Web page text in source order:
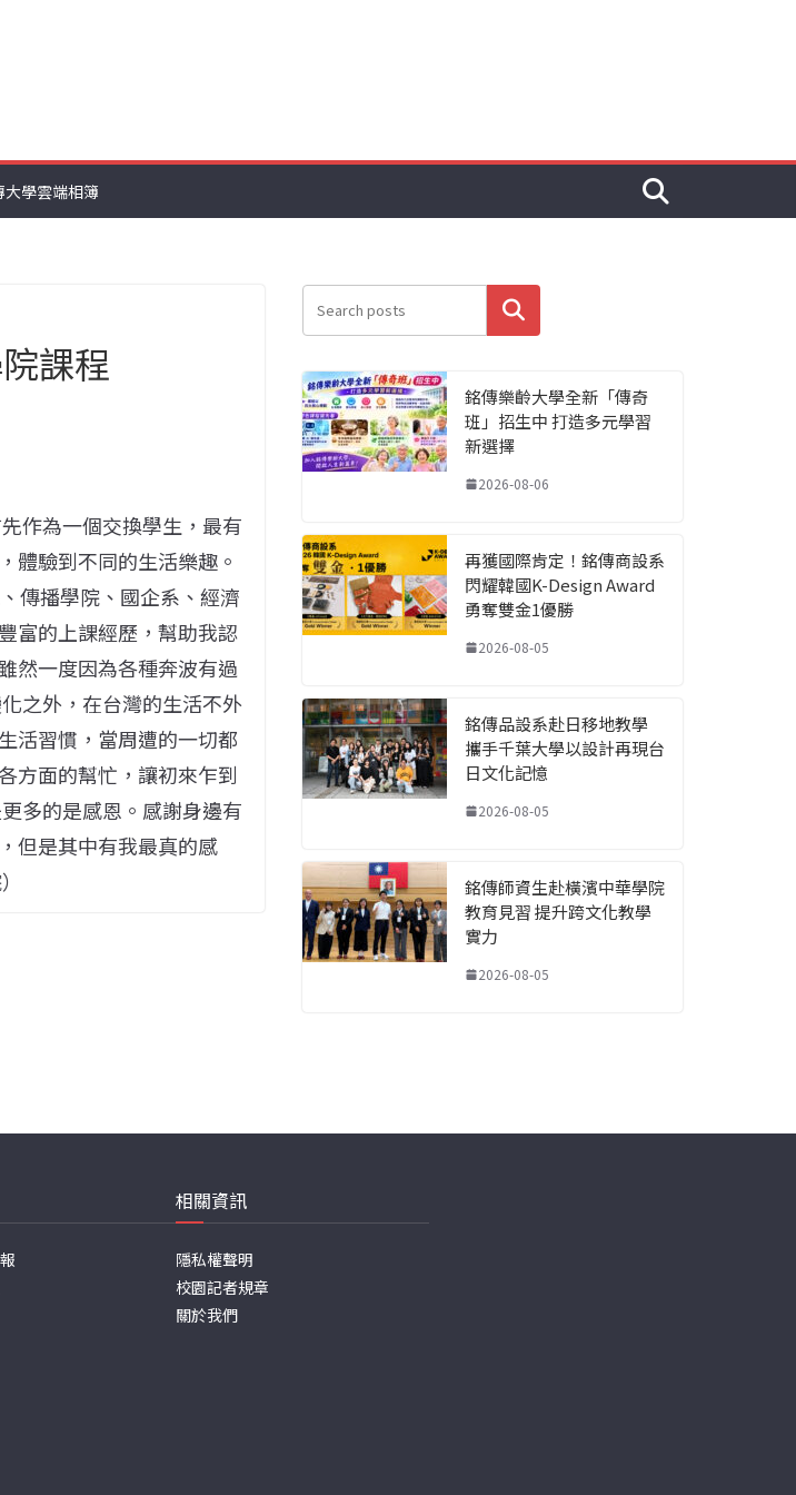
大學雲端相簿
課程
作為一個交換學生，最有
體驗到不同的生活樂趣。
傳播學院、國企系、經濟
富的上課經歷，幫助我認
然一度因為各種奔波有過
之外，在台灣的生活不外
活習慣，當周遭的一切都
方面的幫忙，讓初來乍到
多的是感恩。感謝身邊有
但是其中有我最真的感
搜尋
銘傳樂齡大學全新「傳奇
班」招生中 打造多元學習
新選擇
2026-08-06
再獲國際肯定！銘傳商設系
閃耀韓國K-Design Award
勇奪雙金1優勝
2026-08-05
銘傳品設系赴日移地教學
攜手千葉大學以設計再現台
日文化記憶
2026-08-05
銘傳師資生赴橫濱中華學院
教育見習 提升跨文化教學
實力
2026-08-05
相關資訊
隱私權聲明
校園記者規章
關於我們